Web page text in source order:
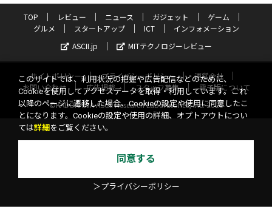
TOP レビュー ニュース ガジェット
ゲーム
グルメ
スタートアップ ICT
インフォメーション
ASCII.jp
MITテクノロジーレビュー
サイトポリシー プライバシーポリシー
運営会社
お問い合わせ
広告掲載 スタッフ募集
電子版について
©KADOKAWA ASCII Research Laboratories, Inc. 2026
このサイトでは、利用状況の把握や広告配信などのために、
Cookieを使用してアクセスデータを取得・利用しています。これ
以降のページに遷移した場合、Cookieの設定や使用に同意したこ
とになります。Cookieの設定や使用の詳細、オプトアウトについ
ては詳細 をご覧ください。
同意する
＞プライバシーポリシー